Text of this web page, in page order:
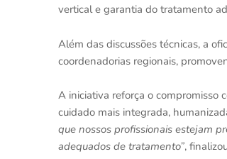
vertical e garantia do tratamento
Além das discussões técnicas, a
coordenadorias regionais,
A iniciativa reforça o compromisso
cuidado mais integrada,
que nossos profissionais estejam
adequados de tratamento”,